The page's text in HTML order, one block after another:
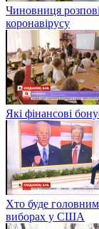
Чиновниця
коронавірусу
Які фінансові
Хто буде
виборах у США